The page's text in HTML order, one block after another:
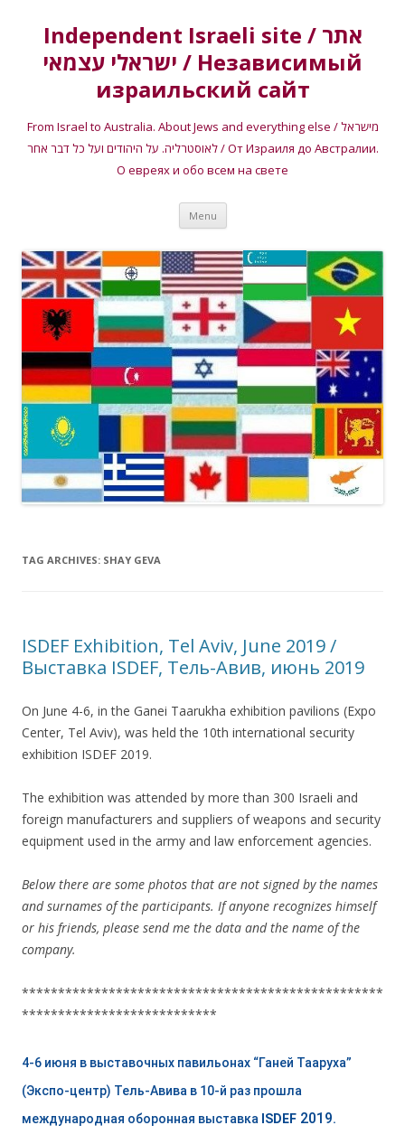
Independent Israeli site / אתר
ישראלי עצמאי / Независимый
израильский сайт
From Israel to Australia. About Jews and everything else / מישראל
לאוסטרליה. על היהודים ועל כל דבר אחר / От Израиля до Австралии.
О евреях и обо всем на свете
Menu Skip
content
TAG ARCHIVES: SHAY GEVA
ISDEF Exhibition, Tel Aviv, June 2019 /
Выставка ISDEF, Тель-Авив, июнь 2019
On June 4-6, in the Ganei Taarukha exhibition pavilions (Expo
Center, Tel Aviv), was held the 10th international security
exhibition ISDEF 2019.
The exhibition was attended by more than 300 Israeli and
foreign manufacturers and suppliers of weapons and security
equipment used in the army and law enforcement agencies.
Below there are some photos that are not signed by the names
and surnames of the participants. If anyone recognizes himself
or his friends, please send me the data and the name of the
company.
**************************************************
***************************
4-6 июня в выставочных павильонах “Ганей Тааруха”
(Экспо-центр) Тель-Авива в 10-й раз прошла
международная оборонная выставка ISDEF 2019.